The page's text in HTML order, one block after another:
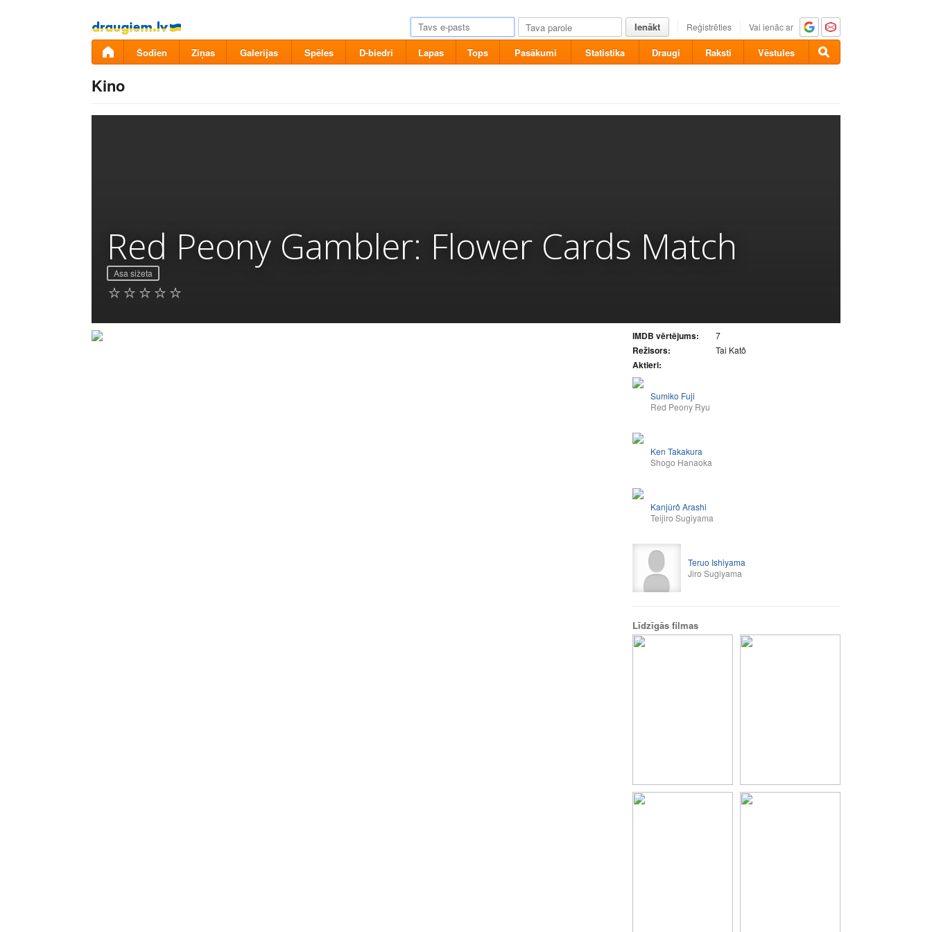
Pāriet
uz
saturu
Ienākt Reģistrēties Vai ienāc ar
Šodien Ziņas Galerijas Spēles D-biedri Lapas Tops Pasākumi Statistika Draugi Raksti Vēstules
Kino
Red Peony Gambler: Flower Cards Match
Asa sižeta
IMDB vērtējums: 7
Režisors: Tai Katô
Aktieri:
Sumiko Fuji
Red Peony Ryu
Ken Takakura
Shogo Hanaoka
Kanjûrô Arashi
Teijiro Sugiyama
Teruo Ishiyama
Jiro Sugiyama
Līdzīgās filmas